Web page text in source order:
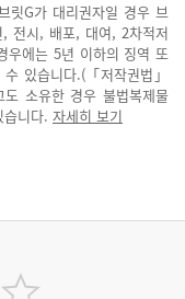
릿G가 대리권자일 경우 브
전시, 배포, 대여, 2차적저
우에는 5년 이하의 징역 또
있습니다.(「저작권법」
소유한 경우 불법복제물
니다. 자세히 보기